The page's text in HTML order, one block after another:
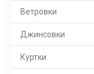
Ветровки
Джинсовки
Куртки